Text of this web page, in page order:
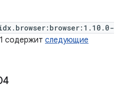
содержит следующие